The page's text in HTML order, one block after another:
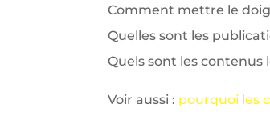
Comment mettre le
Quelles sont les
Quels sont les contenus
Voir aussi : pourquoi les